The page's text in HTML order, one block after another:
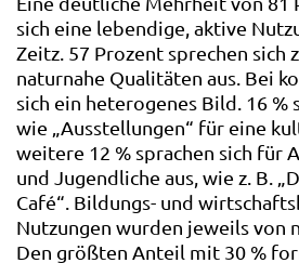
sich eine lebendige, aktive
Zeitz. 57 Prozent sprechen sich
naturnahe Qualitäten aus. Bei
sich ein heterogenes Bild. 16
wie „Ausstellungen“ für eine
weitere 12 % sprachen sich für
und Jugendliche aus, wie z. B.
Café“. Bildungs- und
Nutzungen wurden jeweils von
Den größten Anteil mit 30 %